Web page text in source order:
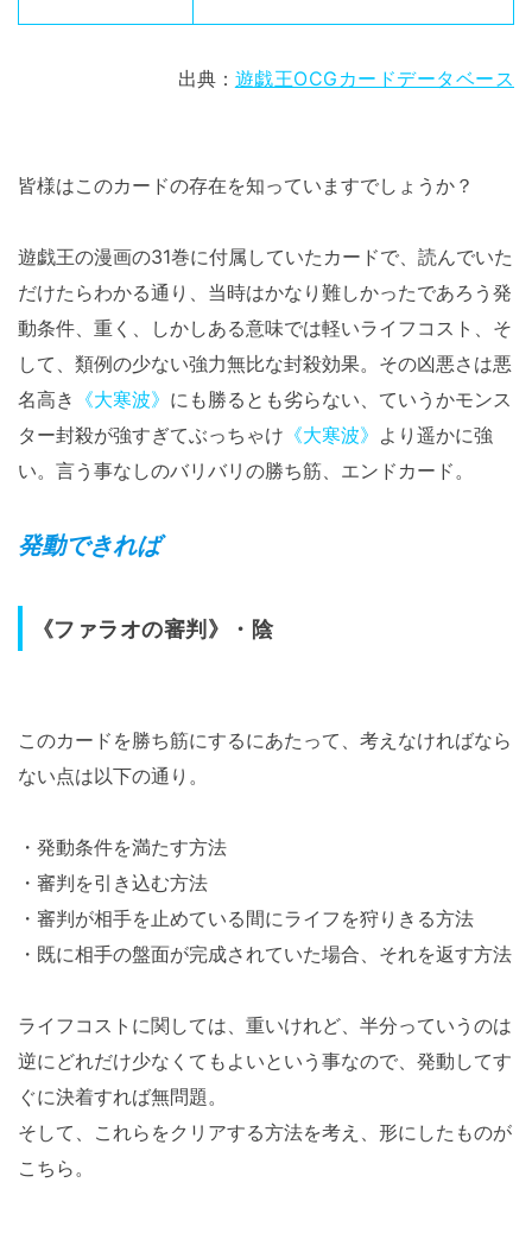
出典： 遊戯王OCGカードデータベース
皆様はこのカードの存在を知っていますでしょうか？
遊戯王の漫画の31巻に付属していたカードで、読んでいた
だけたらわかる通り、当時はかなり難しかったであろう発
動条件、重く、しかしある意味では軽いライフコスト、そ
して、類例の少ない強力無比な封殺効果。その凶悪さは悪
名高き 《大寒波》 にも勝るとも劣らない、ていうかモンス
ター封殺が強すぎてぶっちゃけ 《大寒波》 より遥かに強
い。言う事なしのバリバリの勝ち筋、エンドカード。
発動できれば
《ファラオの審判》・陰
このカードを勝ち筋にするにあたって、考えなければなら
ない点は以下の通り。
・発動条件を満たす方法
・審判を引き込む方法
・審判が相手を止めている間にライフを狩りきる方法
・既に相手の盤面が完成されていた場合、それを返す方法
ライフコストに関しては、重いけれど、半分っていうのは
逆にどれだけ少なくてもよいという事なので、発動してす
ぐに決着すれば無問題。
そして、これらをクリアする方法を考え、形にしたものが
こちら。